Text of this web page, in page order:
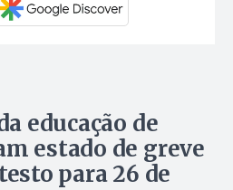
educação de
estado de greve
para 26 de